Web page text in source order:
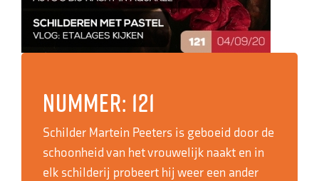
Nummer: 121
Schilder Martein Peeters is geboeid door de
schoonheid van het vrouwelijk naakt en in
elk schilderij probeert hij weer een ander